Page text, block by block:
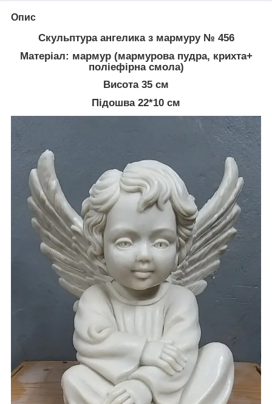
Опис
Скульптура ангелика з мармуру № 456
Матеріал: мармур (мармурова пудра, крихта+
поліефірна смола)
Висота 35 см
Підошва 22*10 см